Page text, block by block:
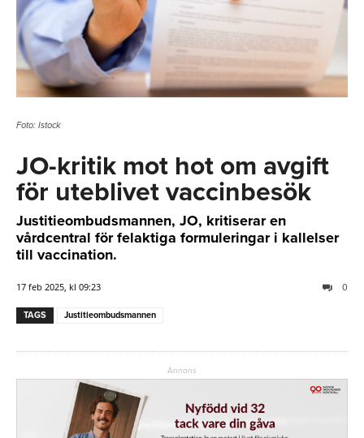
Foto: Istock
JO-kritik mot hot om avgift
för uteblivet vaccinbesök
Justitieombudsmannen, JO, kritiserar en
vårdcentral för felaktiga formuleringar i kallelser
till vaccination.
17 feb 2025, kl 09:23 0
TAGS Justitieombudsmannen
Annons